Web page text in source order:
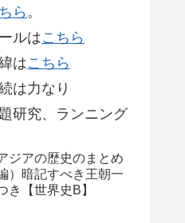
ら。
ルはこちら
はこちら
は力なり
研究、ランニング
ジアの歴史のまとめ
）暗記すべき王朝一
き【世界史B】